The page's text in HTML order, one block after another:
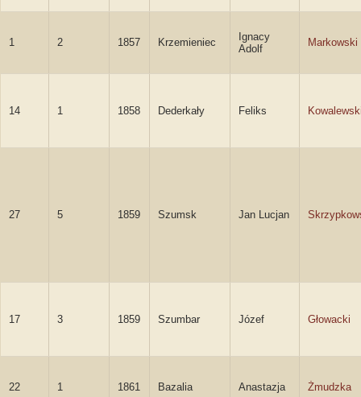
1 2 1857 Krzemieniec
Ignacy
Adolf
Markowski
14 1 1858 Dederkały Feliks
27 5 1859 Szumsk Jan Lucjan
17 3 1859 Szumbar Józef Głowacki
22 1 1861 Bazalia Anastazja Żmudzka